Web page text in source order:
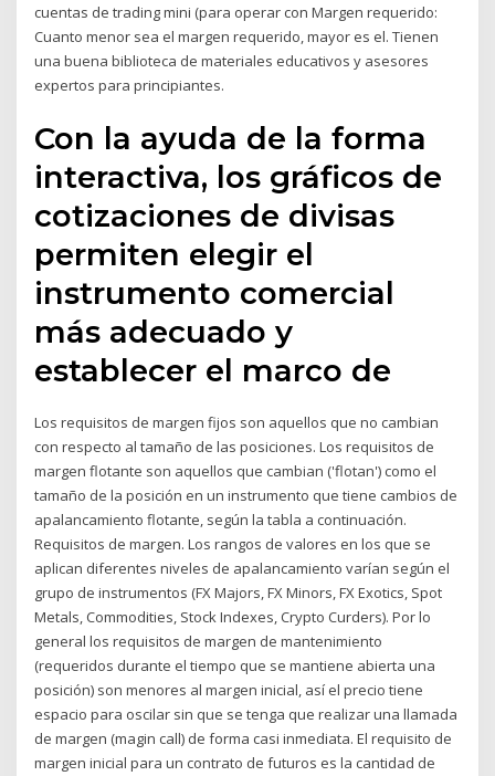
cuentas de trading mini (para operar con Margen requerido:
Cuanto menor sea el margen requerido, mayor es el. Tienen
una buena biblioteca de materiales educativos y asesores
expertos para principiantes.
Con la ayuda de la forma
interactiva, los gráficos de
cotizaciones de divisas
permiten elegir el
instrumento comercial
más adecuado y
establecer el marco de
Los requisitos de margen fijos son aquellos que no cambian
con respecto al tamaño de las posiciones. Los requisitos de
margen flotante son aquellos que cambian ('flotan') como el
tamaño de la posición en un instrumento que tiene cambios de
apalancamiento flotante, según la tabla a continuación.
Requisitos de margen. Los rangos de valores en los que se
aplican diferentes niveles de apalancamiento varían según el
grupo de instrumentos (FX Majors, FX Minors, FX Exotics, Spot
Metals, Commodities, Stock Indexes, Crypto Curders). Por lo
general los requisitos de margen de mantenimiento
(requeridos durante el tiempo que se mantiene abierta una
posición) son menores al margen inicial, así el precio tiene
espacio para oscilar sin que se tenga que realizar una llamada
de margen (magin call) de forma casi inmediata. El requisito de
margen inicial para un contrato de futuros es la cantidad de